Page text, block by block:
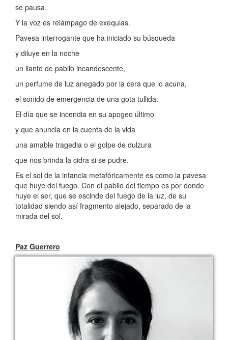
se pausa.
Y la voz es relámpago de exequias.
Pavesa interrogante que ha iniciado su búsqueda
y diluye en la noche
un llanto de pabilo incandescente,
un perfume de luz anegado por la cera que lo acuna,
el sonido de emergencia de una gota tullida.
El día que se incendia en su apogeo último
y que anuncia en la cuenta de la vida
una amable tragedia o el golpe de dulzura
que nos brinda la cidra si se pudre.
Es el sol de la infancia metafóricamente es como la pavesa
que huye del fuego. Con el pabilo del tiempo es por donde
huye el ser, que se escinde del fuego de la luz, de su
totalidad siendo así fragmento alejado, separado de la
mirada del sol.
Paz Guerrero